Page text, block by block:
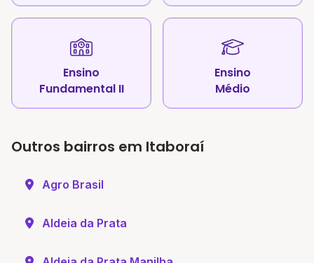
Ensino
Fundamental II
Ensino
Médio
Outros bairros em Itaboraí
Agro Brasil
Aldeia da Prata